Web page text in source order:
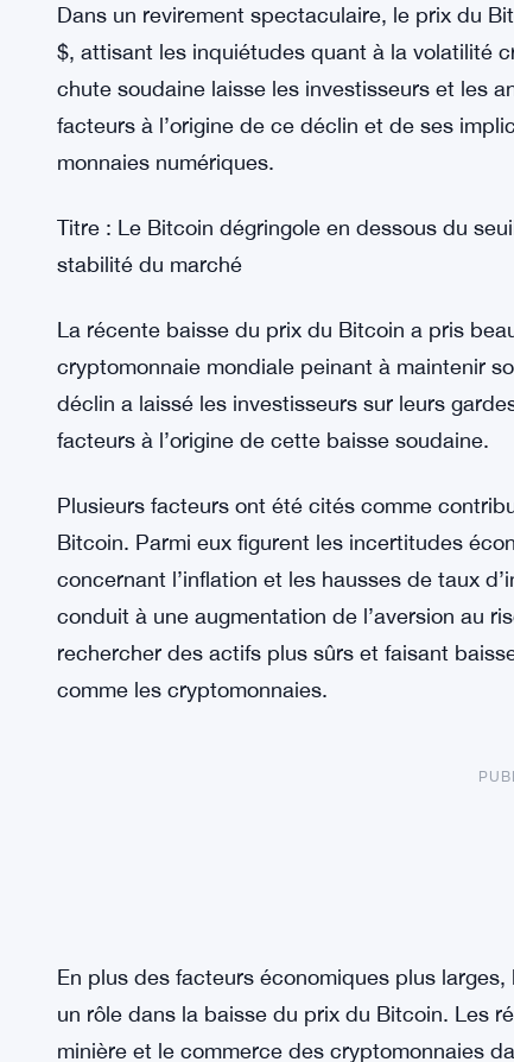
Dans un revirement spectaculaire, le prix du
$, attisant les inquiétudes quant à la volatilité
chute soudaine laisse les investisseurs et les
facteurs à l’origine de ce déclin et de ses
monnaies numériques.
Titre : Le Bitcoin dégringole en dessous du
stabilité du marché
La récente baisse du prix du Bitcoin a pris
cryptomonnaie mondiale peinant à maintenir
déclin a laissé les investisseurs sur leurs
facteurs à l’origine de cette baisse soudaine.
Plusieurs facteurs ont été cités comme
Bitcoin. Parmi eux figurent les incertitudes
concernant l’inflation et les hausses de taux
conduit à une augmentation de l’aversion au
rechercher des actifs plus sûrs et faisant
comme les cryptomonnaies.